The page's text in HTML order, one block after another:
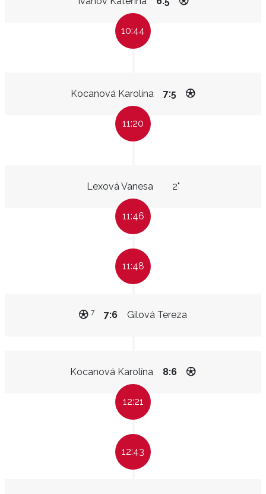
10:44
Kocanová Karolína 7:5
11:20
Lexová Vanesa 2"
11:46
11:48
Gilová Tereza
7:6
7
Kocanová Karolína 8:6
12:21
12:43